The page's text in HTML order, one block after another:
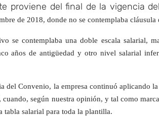
proviene del final de la vigencia
de 2018, donde no se contemplaba cláusula
se contemplaba una doble escala salarial,
años de antigüedad y otro nivel salarial
del Convenio, la empresa continuó aplicando
cuando, según nuestra opinión, y tal como
tabla salarial para toda la plantilla.